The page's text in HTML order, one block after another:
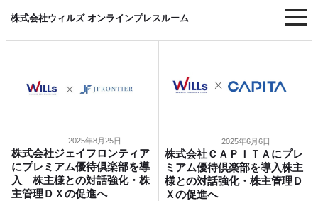
株式会社ウィルズ オンラインプレスルーム
#米
2025年8月25日
株式会社ジェイフロンティア
にプレミアム優待倶楽部を導
入 株主様との対話強化・株
主管理ＤＸの促進へ
2025年6月6日
株式会社ＣＡＰＩＴＡにプレ
ミアム優待倶楽部を導入株主
様との対話強化・株主管理Ｄ
Ｘの促進へ